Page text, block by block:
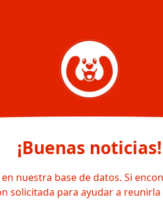
¡Buenas noticias!
nuestra base de datos. Si
solicitada para ayudar a reunirla